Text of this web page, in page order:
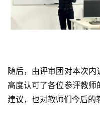
随后，由评审团对本次内
高度认可了各位参评教
建议，也对教师们今后的